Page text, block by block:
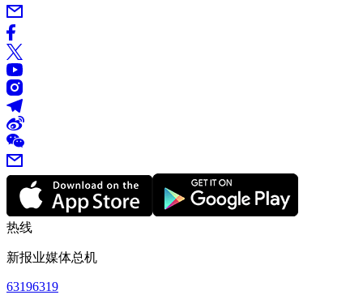
热线
新报业媒体总机
63196319